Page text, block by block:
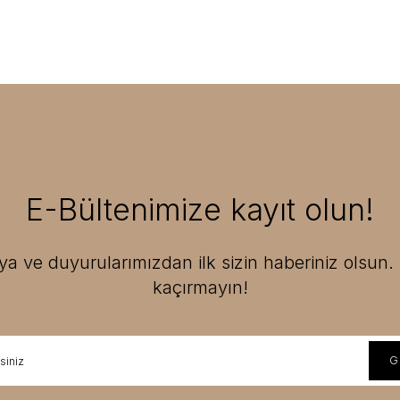
E-Bültenimize kayıt olun!
ve duyurularımızdan ilk sizin haberiniz olsun.
kaçırmayın!